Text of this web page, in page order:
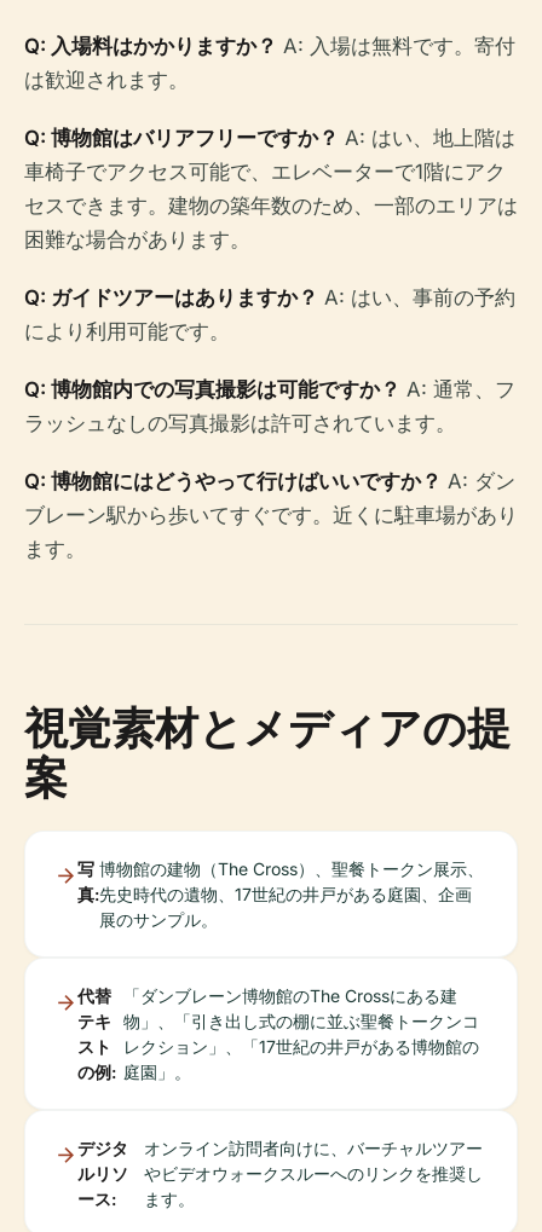
Q: 入場料はかかりますか？ A: 入場は無料です。寄付
は歓迎されます。
Q: 博物館はバリアフリーですか？ A: はい、地上階は
車椅子でアクセス可能で、エレベーターで1階にアク
セスできます。建物の築年数のため、一部のエリアは
困難な場合があります。
Q: ガイドツアーはありますか？ A: はい、事前の予約
により利用可能です。
Q: 博物館内での写真撮影は可能ですか？ A: 通常、フ
ラッシュなしの写真撮影は許可されています。
Q: 博物館にはどうやって行けばいいですか？ A: ダン
ブレーン駅から歩いてすぐです。近くに駐車場があり
ます。
視覚素材とメディアの提
案
写
真:
博物館の建物（The Cross）、聖餐トークン展示、
先史時代の遺物、17世紀の井戸がある庭園、企画
展のサンプル。
代替
テキ
スト
の例:
「ダンブレーン博物館のThe Crossにある建
物」、「引き出し式の棚に並ぶ聖餐トークンコ
レクション」、「17世紀の井戸がある博物館の
庭園」。
デジタ
ルリソ
ース:
オンライン訪問者向けに、バーチャルツアー
やビデオウォークスルーへのリンクを推奨し
ます。